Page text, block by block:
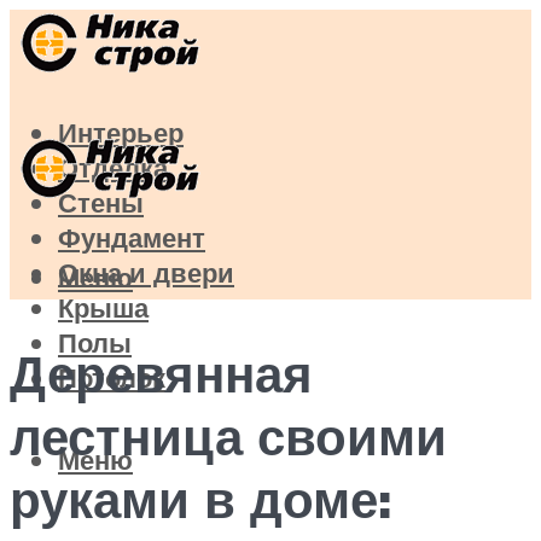
Интерьер
Отделка
Стены
Фундамент
Окна и двери
Крыша
Полы
Потолок
Меню
Меню
Деревянная
лестница своими
руками в доме: